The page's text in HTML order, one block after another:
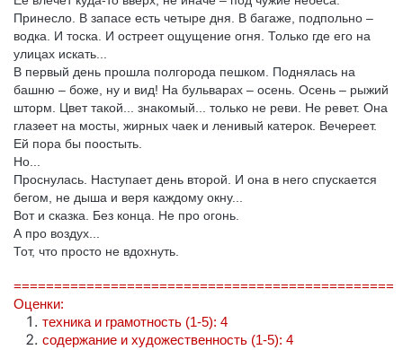
Принесло. В запасе есть четыре дня. В багаже, подпольно –
водка. И тоска. И остреет ощущение огня. Только где его на
улицах искать...
В первый день прошла полгорода пешком. Поднялась на
башню – боже, ну и вид! На бульварах – осень. Осень – рыжий
шторм. Цвет такой... знакомый... только не реви. Не ревет. Она
глазеет на мосты, жирных чаек и ленивый катерок. Вечереет.
Ей пора бы поостыть.
Но...
Проснулась. Наступает день второй. И она в него спускается
бегом, не дыша и веря каждому окну...
Вот и сказка. Без конца. Не про огонь.
А про воздух...
Тот, что просто не вдохнуть.
===============================================
Оценки:
техника и грамотность (1-5): 4
содержание и художественность (1-5): 4